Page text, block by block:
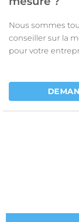
Nous sommes
conseiller sur la
pour votre